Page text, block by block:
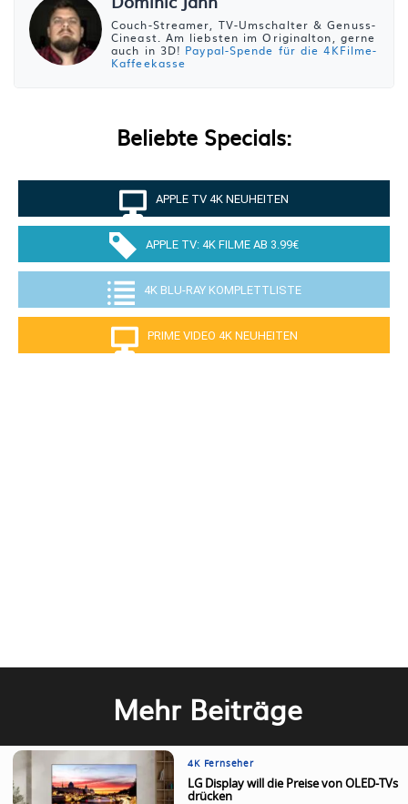
Couch-Streamer, TV-Umschalter & Genuss-
Cineast. Am liebsten im Originalton, gerne
auch in 3D! Paypal-Spende für die 4KFilme-
Kaffeekasse
Beliebte Specials:
APPLE TV 4K NEUHEITEN
APPLE TV: 4K FILME AB 3.99€
4K BLU-RAY KOMPLETTLISTE
PRIME VIDEO 4K NEUHEITEN
Mehr Beiträge
4K Fernseher
LG Display will die Preise von OLED-TVs
drücken